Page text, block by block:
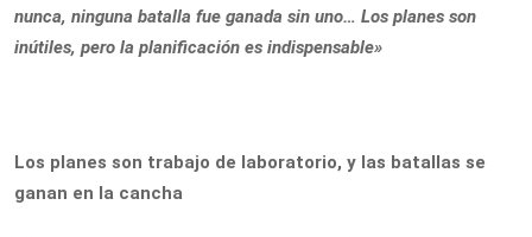
nunca, ninguna batalla fue ganada sin uno… Los planes son
inútiles, pero la planificación es indispensable»
Los planes son trabajo de laboratorio, y las batallas se
ganan en la cancha